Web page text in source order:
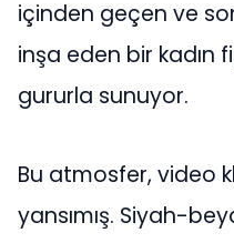
içinden geçen ve
inşa eden bir kadın
gururla sunuyor.
Bu atmosfer, video
yansımış. Siyah-